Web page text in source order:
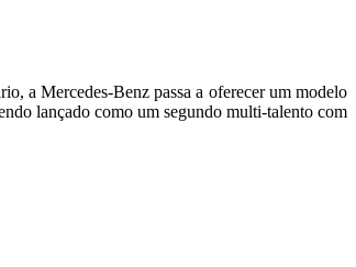
a Mercedes-Benz passa a oferecer um modelo
lançado como um segundo multi-talento com